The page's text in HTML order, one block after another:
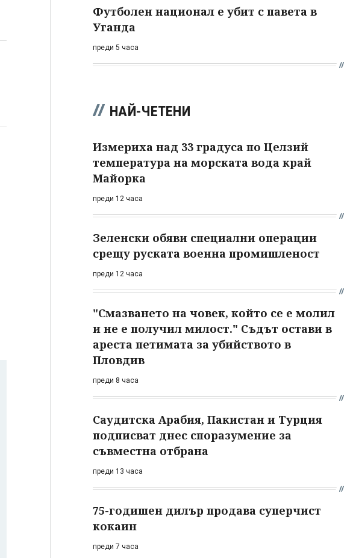
Футболен национал е убит с павета в
Уганда
преди 5 часа
НАЙ-ЧЕТЕНИ
Измериха над 33 градуса по Целзий
температура на морската вода край
Майорка
преди 12 часа
Зеленски обяви специални операции
срещу руската военна промишленост
преди 12 часа
"Смазването на човек, който се е молил
и не е получил милост." Съдът остави в
ареста петимата за убийството в
Пловдив
преди 8 часа
Саудитска Арабия, Пакистан и Турция
подписват днес споразумение за
съвместна отбрана
преди 13 часа
75-годишен дилър продава суперчист
кокаин
преди 7 часа